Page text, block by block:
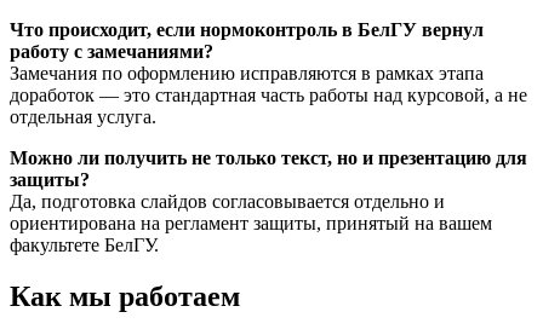
Что происходит, если нормоконтроль в БелГУ вернул
работу с замечаниями?
Замечания по оформлению исправляются в рамках этапа
доработок — это стандартная часть работы над курсовой, а не
отдельная услуга.
Можно ли получить не только текст, но и презентацию для
защиты?
Да, подготовка слайдов согласовывается отдельно и
ориентирована на регламент защиты, принятый на вашем
факультете БелГУ.
Как мы работаем